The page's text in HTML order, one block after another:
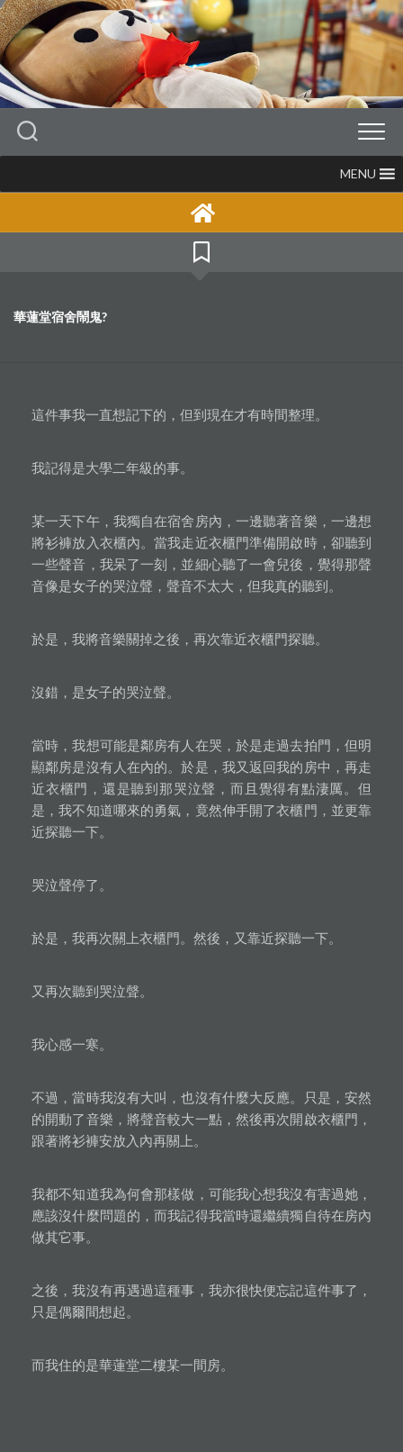
Skip
to
content
MENU
華蓮堂宿舍鬧鬼?
這件事我一直想記下的，但到現在才有時間整理。
我記得是大學二年級的事。
某一天下午，我獨自在宿舍房內，一邊聽著音樂，一邊想
將衫褲放入衣櫃內。當我走近衣櫃門準備開啟時，卻聽到
一些聲音，我呆了一刻，並細心聽了一會兒後，覺得那聲
音像是女子的哭泣聲，聲音不太大，但我真的聽到。
於是，我將音樂關掉之後，再次靠近衣櫃門探聽。
沒錯，是女子的哭泣聲。
當時，我想可能是鄰房有人在哭，於是走過去拍門，但明
顯鄰房是沒有人在內的。於是，我又返回我的房中，再走
近衣櫃門，還是聽到那哭泣聲，而且覺得有點淒厲。但
是，我不知道哪來的勇氣，竟然伸手開了衣櫃門，並更靠
近探聽一下。
哭泣聲停了。
於是，我再次關上衣櫃門。然後，又靠近探聽一下。
又再次聽到哭泣聲。
我心感一寒。
不過，當時我沒有大叫，也沒有什麼大反應。只是，安然
的開動了音樂，將聲音較大一點，然後再次開啟衣櫃門，
跟著將衫褲安放入內再關上。
我都不知道我為何會那樣做，可能我心想我沒有害過她，
應該沒什麼問題的，而我記得我當時還繼續獨自待在房內
做其它事。
之後，我沒有再遇過這種事，我亦很快便忘記這件事了，
只是偶爾間想起。
而我住的是華蓮堂二樓某一間房。